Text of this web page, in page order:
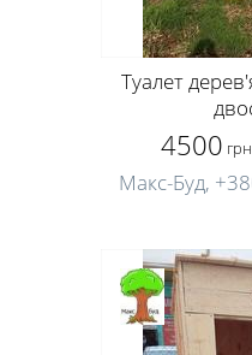
Туалет
4500
Макс-Буд,